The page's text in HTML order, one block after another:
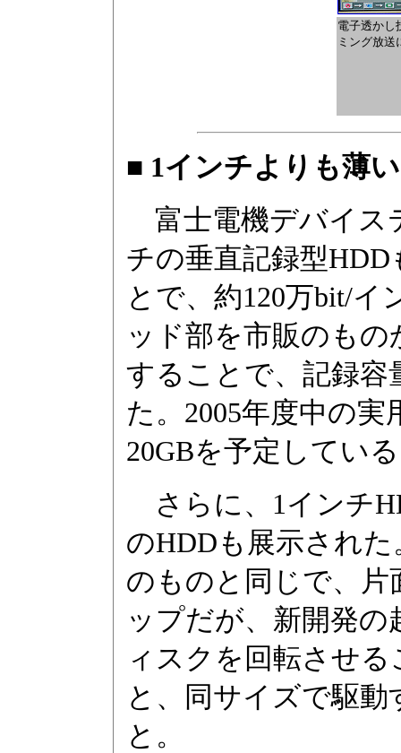
電子透かし
ミング放送
■ 1インチよりも薄
富士電機デバイス
チの垂直記録型
とで、約120万bit/イ
ッド部を市販のも
することで、記録容
た。2005年度中の
20GBを予定してい
さらに、1インチ
のHDDも展示され
のものと同じで、
ップだが、新開発
ィスクを回転させ
と、同サイズで駆
と。